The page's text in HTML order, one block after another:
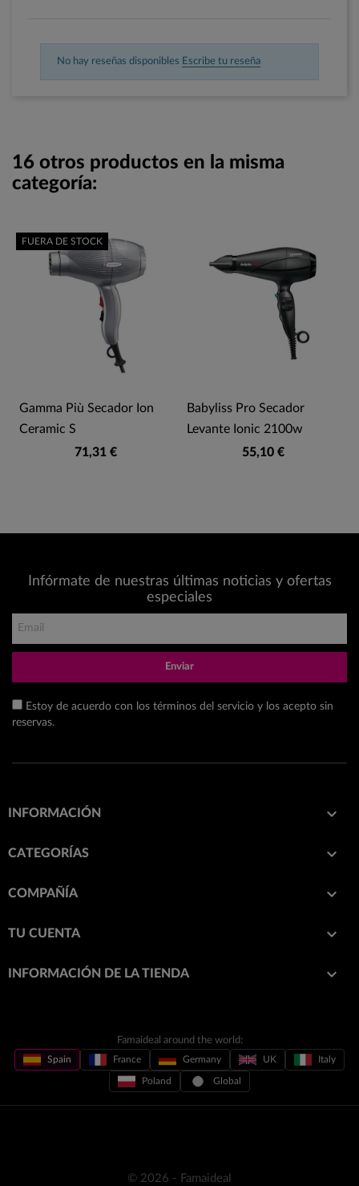
No hay reseñas disponibles Escribe tu reseña
16 otros productos en la misma
categoría:
Gamma Più Secador Ion
Ceramic S
71,31 €
FUERA DE STOCK
Babyliss Pro Secador
Levante Ionic 2100w
55,10 €
Infórmate de nuestras últimas noticias y ofertas
especiales
Enviar
Estoy de acuerdo con los términos del servicio y los acepto sin
reservas.
INFORMACIÓN 
CATEGORÍAS 
COMPAÑÍA 
TU CUENTA 
INFORMACIÓN DE LA TIENDA keyboard_arrow_down
Famaideal around the world:
Spain France Germany UK Italy
Poland Global
© 2026 - Famaideal